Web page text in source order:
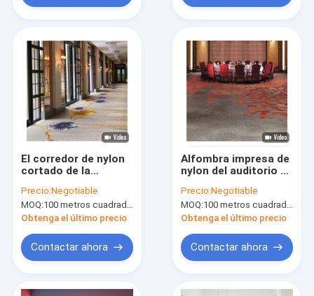
El corredor de nylon
cortado de la
de la pila alfombra
estilo moderno
Precio:Negotiable
MOQ:100 metros cuadrados por diseño
Obtenga el último precio
Contactar ahora
Alfombra impresa de
nylon del auditorio de
mancha resistente
Precio:Negotiable
MOQ:100 metros cuadrados por diseño
Obtenga el último precio
Contactar ahora